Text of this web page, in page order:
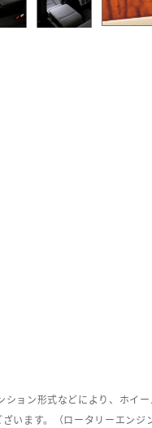
ョン形式などにより、ホイ
います。（ロータリーエンジン